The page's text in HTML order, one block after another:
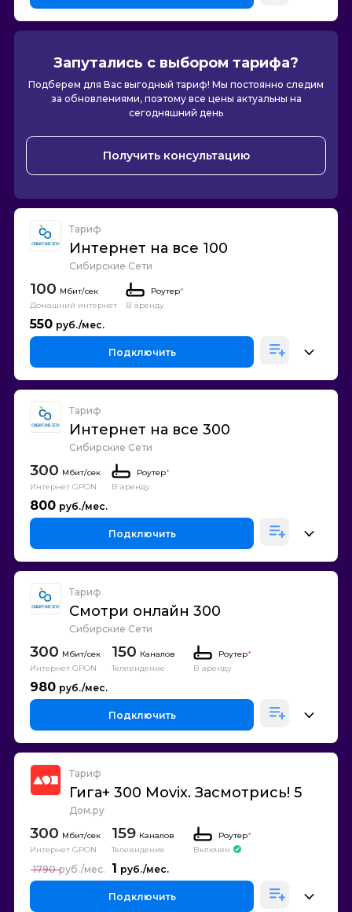
Запутались с выбором тарифа?
Подберем для Вас выгодный тариф! Мы постоянно следим
за обновлениями, поэтому все цены актуальны на
сегодняшний день
Получить консультацию
Тариф
Интернет на все 100
Сибирские Сети
100
Домашний интернет
Роутер*
В аренду
550
Подключить
Тариф
Интернет на все 300
Сибирские Сети
300
Интернет GPON
Роутер*
В аренду
800
Подключить
Тариф
Смотри онлайн 300
Сибирские Сети
300
Интернет GPON
150 Каналов
Телевидение
Роутер*
В аренду
980
Подключить
Тариф
Гига+ 300 Movix. Засмотрись! 5
Дом.ру
300
Интернет GPON
159 Каналов
Телевидение
Роутер*
Включен
1
1790
Подключить